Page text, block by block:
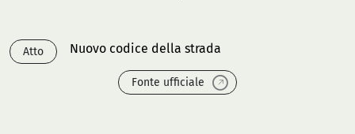
Atto Nuovo codice della strada
Fonte ufficiale